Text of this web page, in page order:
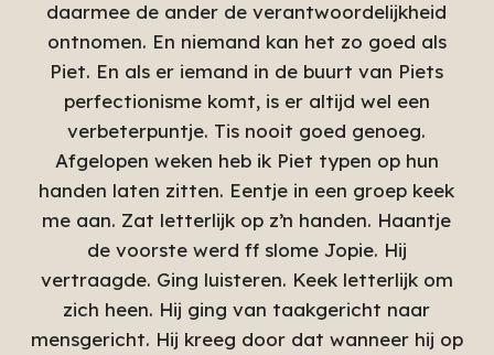
daarmee de ander de verantwoordelijkheid
ontnomen. En niemand kan het zo goed als
Piet. En als er iemand in de buurt van Piets
perfectionisme komt, is er altijd wel een
verbeterpuntje. Tis nooit goed genoeg.
Afgelopen weken heb ik Piet typen op hun
handen laten zitten. Eentje in een groep keek
me aan. Zat letterlijk op z’n handen. Haantje
de voorste werd ff slome Jopie. Hij
vertraagde. Ging luisteren. Keek letterlijk om
zich heen. Hij ging van taakgericht naar
mensgericht. Hij kreeg door dat wanneer hij op